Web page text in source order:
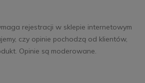
rejestracji w sklepie internetowym
czy opinie pochodzą od klientów,
Opinie są moderowane.